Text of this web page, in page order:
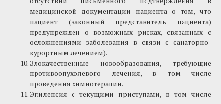
медицинской документации пациента о том, что
пациент (законный представитель пациента)
предупрежден о возможных рисках, связанных с
осложнениями заболевания в связи с санаторно-
курортным лечением).
Злокачественные новообразования, требующие
противоопухолевого лечения, в том числе
проведения химиотерапии.
Эпилепсия с текущими приступами, в том числе